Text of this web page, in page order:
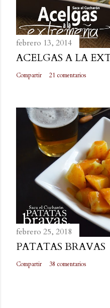
febrero 13, 2014
ACELGAS A LA
Compartir 21 comentarios
febrero 25, 2018
PATATAS BRAVAS
Compartir 38 comentarios